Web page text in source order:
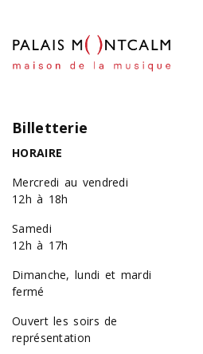
Billetterie
HORAIRE
Mercredi au vendredi
12h à 18h
Samedi
12h à 17h
Dimanche, lundi et mardi
fermé
Ouvert les soirs de
représentation